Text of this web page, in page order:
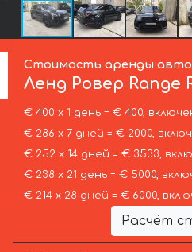
Стоимость аренды авто
Ленд Ровер Range
€ 400 х 1 день = € 400,
€ 286 х 7 дней = € 2000,
€ 252 х 14 дней = € 3533,
€ 238 х 21 день = € 5000,
€ 214 х 28 дней = € 6000,
Расчёт